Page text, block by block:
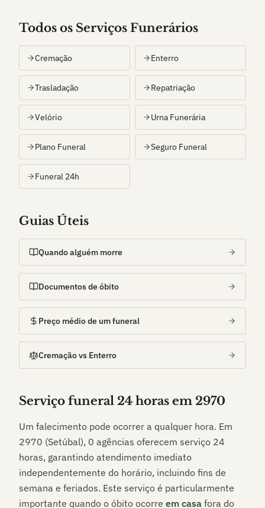
Todos os Serviços Funerários
Cremação Enterro
Trasladação Repatriação
Velório Urna Funerária
Plano Funeral Seguro Funeral
Funeral 24h
Guias Úteis
Quando alguém morre
Documentos de óbito
Preço médio de um funeral
Cremação vs Enterro
Serviço funeral 24 horas em 2970
Um falecimento pode ocorrer a qualquer hora. Em
2970 (Setúbal), 0 agências oferecem serviço 24
horas, garantindo atendimento imediato
independentemente do horário, incluindo fins de
semana e feriados. Este serviço é particularmente
importante quando o óbito ocorre em casa fora do